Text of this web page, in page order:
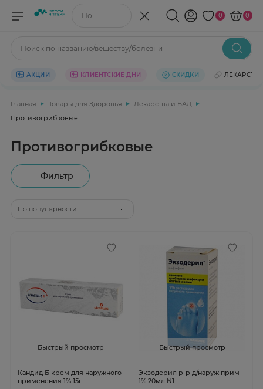
Поиск по названию/веществу 0 0
Поиск по названию/веществу/болезни
АКЦИИ КЛИЕНТСКИЕ ДНИ СКИДКИ ЛЕКАРСТВА
Главная Товары для Здоровья
Лекарства и БАД
Противогрибковые
Противогрибковые
Фильтр
По популярности
Быстрый просмотр
Кандид Б крем для наружного
применения 1% 15г
Быстрый просмотр
Экзодерил р-р д/наруж прим
1% 20мл N1